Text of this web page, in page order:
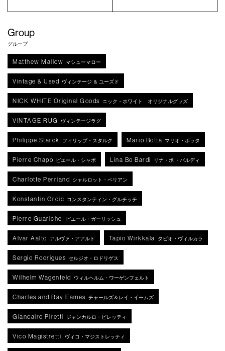
Group
グループ
Matthew Mallow マシューマロー
Vintage & Used ヴィンテージ ＆ ユーズド
NICK WHITE Original Goods ニック・ホワイト オリジナルグッズ
VINTAGE RUG ヴィンテージラグ
Philippe Starck フィリップ・スタルク Mario Botta マリオ・ボッタ
Pierre Chapo ピエール・シャポ Lina Bo Bardi リナ・ボ ・バルディ
Charlotte Perriand シャルロット・ペリアン
Konstantin Grcic コンスタンティン・グルチッチ
Pierre Guariche ピエール・ガーリッシュ
Alvar Aalto アルヴァ・アアルト Tapio Wirkkala タピオ・ヴィルカラ
Sergio Rodrigues セルジオ・ロドリゲス
Wilhelm Wagenfeld ウィルヘルム・ワーゲンフェルト
Charles and Ray Eames チャールズ＆レイ・イームズ
Giancalro Piretti ジャンカルロ・ピレッティ
Vico Magistretti ヴィコ・マジストレッティ